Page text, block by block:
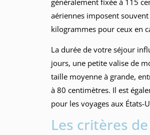
aériennes imposent
kilogrammes pour ceux en
La durée de votre séjour
jours, une petite valise de
taille moyenne à grande,
à 80 centimètres. Il est
pour les voyages aux
Les critères